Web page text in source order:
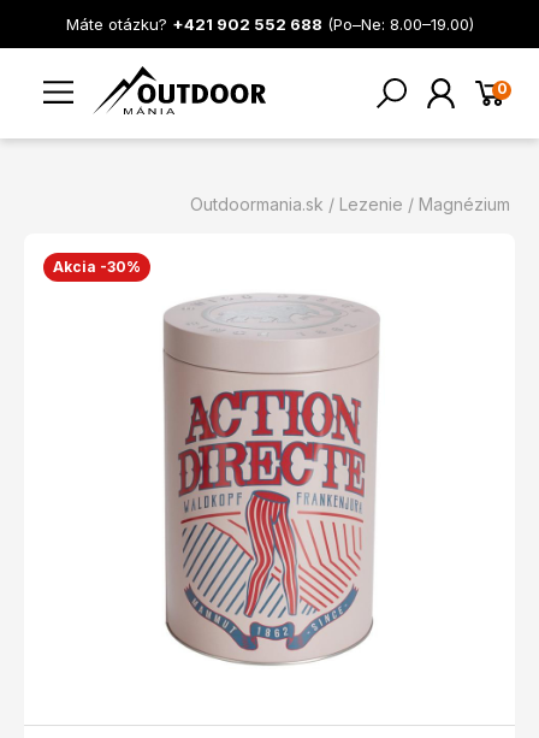
Máte otázku? +421 902 552 688 (Po–Ne: 8.00–19.00)
0
Outdoormania.sk Lezenie Magnézium
Akcia -30%